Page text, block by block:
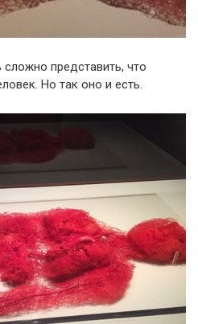
сложно представить, что
Но так оно и есть.